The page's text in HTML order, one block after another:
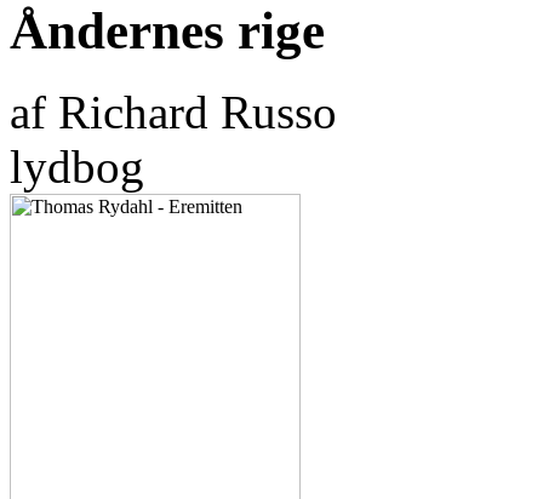
Åndernes rige
af Richard Russo
lydbog